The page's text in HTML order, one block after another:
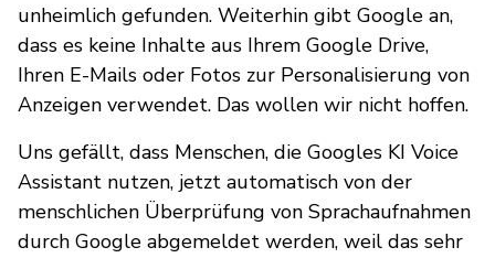
unheimlich gefunden. Weiterhin gibt Google an,
dass es keine Inhalte aus Ihrem Google Drive,
Ihren E-Mails oder Fotos zur Personalisierung von
Anzeigen verwendet. Das wollen wir nicht hoffen.
Uns gefällt, dass Menschen, die Googles KI Voice
Assistant nutzen, jetzt automatisch von der
menschlichen Überprüfung von Sprachaufnahmen
durch Google abgemeldet werden, weil das sehr